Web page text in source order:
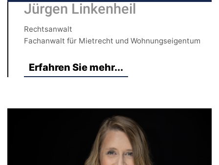
Jürgen Linkenheil
Rechtsanwalt
Fachanwalt für Mietrecht und Wohnungseigentum
Erfahren Sie mehr...